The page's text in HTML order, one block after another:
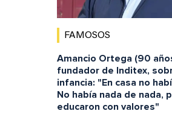
FAMOSOS
Amancio Ortega (90
fundador de Inditex,
infancia: "En casa no
No había nada de nada,
educaron con valores"